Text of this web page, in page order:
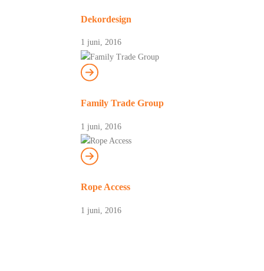
Dekordesign
1 juni, 2016
Family Trade Group
1 juni, 2016
Rope Access
1 juni, 2016